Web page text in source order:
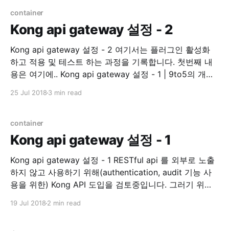
Golang library. 기존 코드 수정이 필요해서 README 를
읽기
container
Kong api gateway 설정 - 2
Kong api gateway 설정 - 2 여기서는 플러그인 활성화
하고 적용 및 테스트 하는 과정을 기록합니다. 첫번째 내
용은 여기에.. Kong api gateway 설정 - 1 | 9to5의 개발
Management and Microservice Management
25 Jul 2018 3 min read
container
Kong api gateway 설정 - 1
Kong api gateway 설정 - 1 RESTful api 를 외부로 노출
하지 않고 사용하기 위해(authentication, audit 기능 사
용을 위한) Kong API 도입을 검토중입니다. 그러기 위해
19 Jul 2018 2 min read